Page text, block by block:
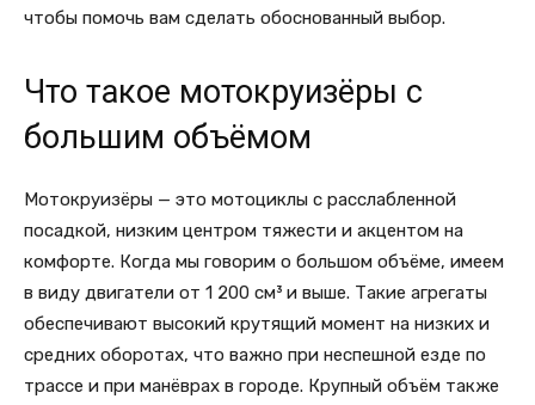
чтобы помочь вам сделать обоснованный выбор.
Что такое мотокруизёры с
большим объёмом
Мотокруизёры — это мотоциклы с расслабленной
посадкой, низким центром тяжести и акцентом на
комфорте. Когда мы говорим о большом объёме, имеем
в виду двигатели от 1 200 см³ и выше. Такие агрегаты
обеспечивают высокий крутящий момент на низких и
средних оборотах, что важно при неспешной езде по
трассе и при манёврах в городе. Крупный объём также